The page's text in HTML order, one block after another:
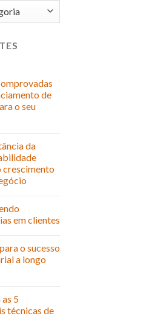
de
o seu
da
crescimento
em clientes
o sucesso
a longo
5
técnicas de